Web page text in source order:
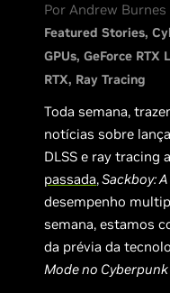
Por Andrew Burnes
Featured Stories
GPUs GeForce RTX
RTX Ray Tracing
Toda semana,
notícias sobre
DLSS e ray tracing
passada,Sackboy:
desempenho
semana, estamos
da prévia da
Mode no Cyberpunk